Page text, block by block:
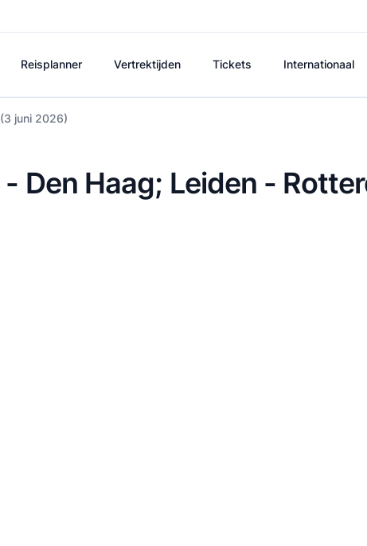
Reisplanner Vertrektijden Tickets Internationaal
juni 2026)
Den Haag; Leiden -